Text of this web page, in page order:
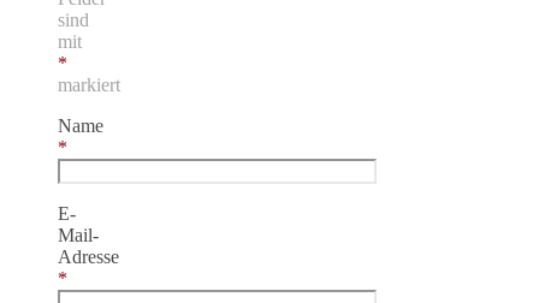
sind
mit
*
markiert
Name
*
E-
Mail-
Adresse
*